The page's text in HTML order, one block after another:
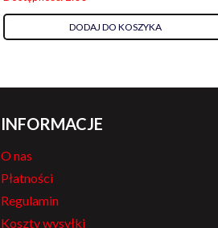
DODAJ DO KOSZYKA
INFORMACJE
O nas
Płatności
Regulamin
Koszty wysyłki